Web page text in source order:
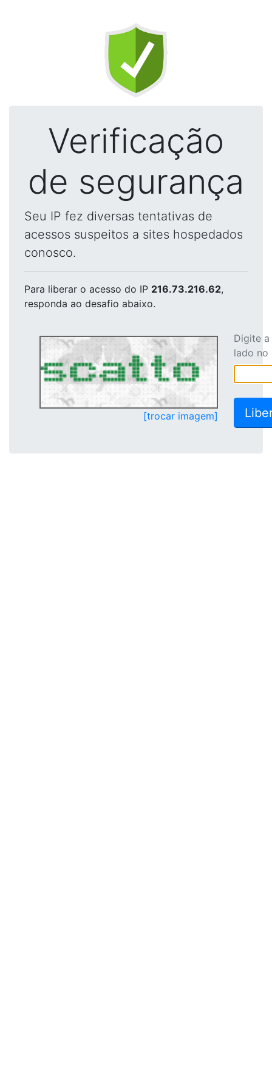
Verificação
de segurança
Seu IP fez diversas tentativas de
acessos suspeitos a sites hospedados
conosco.
Para liberar o acesso do IP 216.73.216.62,
responda ao desafio abaixo.
[trocar imagem]
Digite
lado no